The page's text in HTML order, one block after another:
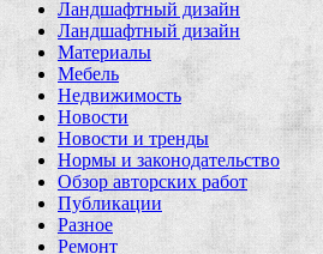
Ландшафтный дизайн
Ландшафтный дизайн
Материалы
Мебель
Недвижимость
Новости
Новости и тренды
Нормы и законодательство
Обзор авторских работ
Публикации
Разное
Ремонт